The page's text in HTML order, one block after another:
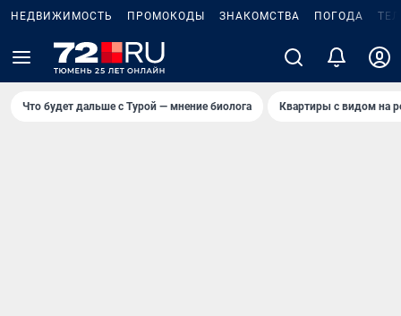
НЕДВИЖИМОСТЬ ПРОМОКОДЫ ЗНАКОМСТВА ПОГОДА
Что будет дальше с Турой — мнение биолога Квартиры с видом на